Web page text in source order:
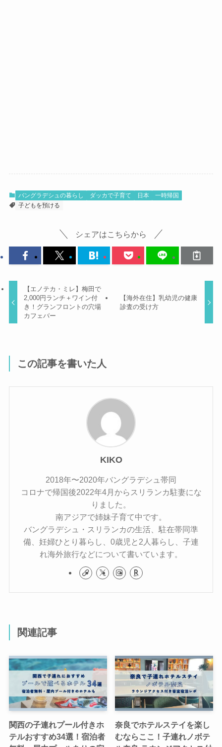
バングラデシュの暮らし ダッカで子育て 日本
一時帰国
子どもを預ける
シェアはこちらから
【エノテカ・ミレ】梅田で
2,000円ランチ＋ワイン付
き！グランフロントの穴場
カフェバー
【海外在住】乳幼児の健康
診査の受け方
この記事を書いた人
KIKO
2018年〜2020年バングラデシュ帯同
コロナで帰国後2022年4月からスリランカ駐妻にな
りました。
南アジアで姉妹子育て中です。
バングラデシュ・スリランカの生活、駐在帯同準
備、妊婦ひとり暮らし、0歳児と2人暮らし、子連
れ海外旅行などについて書いています。
関連記事
関西の子連れプール付きホ
テルおすすめ34選！宿泊者
奈良でホテルステイを楽し
むならここ！子連れノボテ